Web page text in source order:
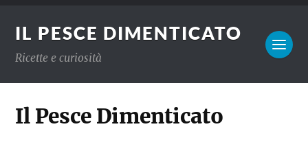
IL PESCE DIMENTICATO
Ricette e curiosità
Il Pesce Dimenticato